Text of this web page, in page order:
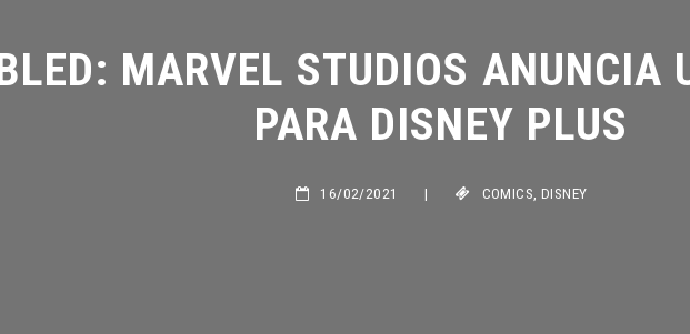
MARVEL STUDIOS ANUNCIA
PARA DISNEY PLUS